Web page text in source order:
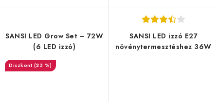
SANSI LED Grow Set – 72W
(6 LED izzó)
(23 %)
SANSI LED izzó E27
növénytermesztéshez 36W